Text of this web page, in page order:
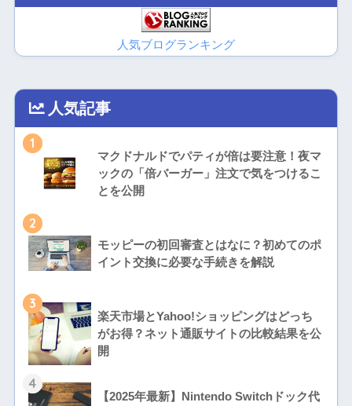
人気ブログランキング
人気記事
1
マクドナルドでパティが倍は要注意！夜マ
ックの「倍バーガー」注文で気をつけるこ
とを公開
2
モッピーの初回審査とはなに？初めてのポ
イント交換に必要な手続きを解説
3
楽天市場とYahoo!ショッピングはどっち
がお得？ネット通販サイトの比較結果を公
開
4
【2025年最新】Nintendo Switchドック代